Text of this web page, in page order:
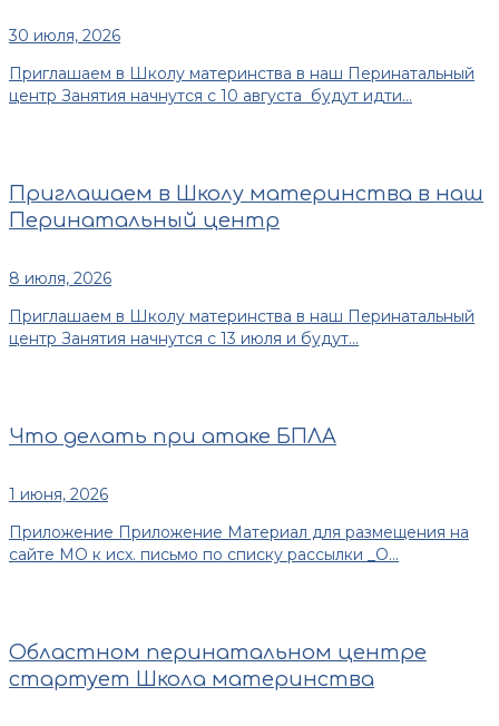
30 июля, 2026
Приглашаем в Школу материнства в наш Перинатальный
центр Занятия начнутся с 10 августа будут идти...
Приглашаем в Школу материнства в наш
Перинатальный центр
8 июля, 2026
Приглашаем в Школу материнства в наш Перинатальный
центр Занятия начнутся с 13 июля и будут...
Что делать при атаке БПЛА
1 июня, 2026
Приложение Приложение Материал для размещения на
сайте МО к исх. письмо по списку рассылки _О...
Областном перинатальном центре
стартует Школа материнства